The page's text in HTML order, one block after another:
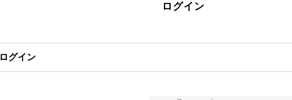
ログイン
ログイン